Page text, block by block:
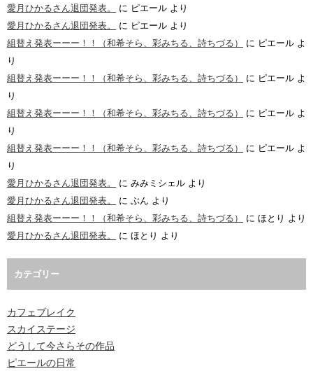
愛月ひかるさん退団発表。 に ピエール より
愛月ひかるさん退団発表。
に ピエール より
組替え発表ーーー！！（和希そら、彩みちる、詩ちづる）
に ピエール よ
り
組替え発表ーーー！！（和希そら、彩みちる、詩ちづる）
に ピエール よ
り
組替え発表ーーー！！（和希そら、彩みちる、詩ちづる）
に ピエール よ
り
組替え発表ーーー！！（和希そら、彩みちる、詩ちづる）
に ピエール よ
り
愛月ひかるさん退団発表。
に みみミシェル より
愛月ひかるさん退団発表。
に ぶん より
組替え発表ーーー！！（和希そら、彩みちる、詩ちづる）
に ほとり より
愛月ひかるさん退団発表。
に ほとり より
カテゴリー
カフェブレイク
スカイステージ
どうして今さらその作品
ピエールの日常